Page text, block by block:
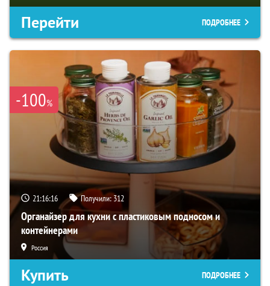
Перейти ПОДРОБНЕЕ
-100%
21:16:14 Получили: 312
Органайзер для кухни с пластиковым подносом и
контейнерами
Россия
Купить ПОДРОБНЕЕ